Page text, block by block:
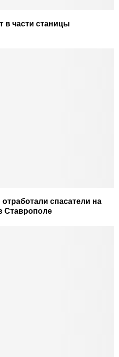
в части станицы
спасатели на
Ставрополе